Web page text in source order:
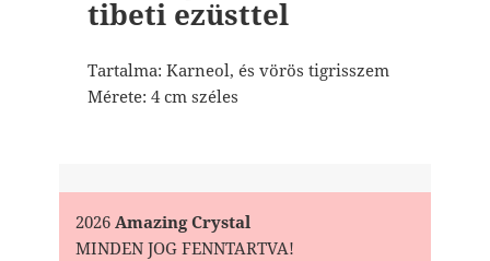
VÁSÁRLÁS / KOSÁR
tibeti ezüsttel
Tartalma: Karneol, és vörös tigrisszem
Mérete: 4 cm széles
2026Amazing Crystal
MINDEN JOG FENNTARTVA!